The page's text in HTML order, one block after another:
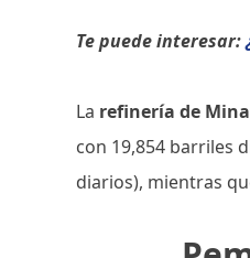
Te puede interesar:
La refinería de
con 19,854 barriles
diarios), mientras